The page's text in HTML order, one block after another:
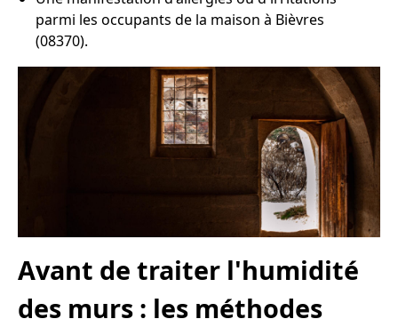
parmi les occupants de la maison à Bièvres
(08370).
Avant de traiter l'humidité
des murs : les méthodes